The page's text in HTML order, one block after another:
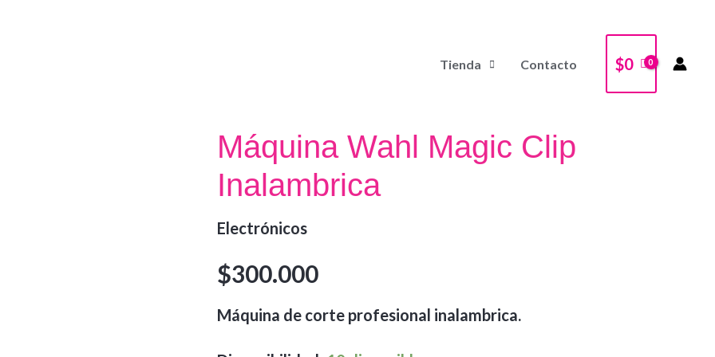
Tienda Contacto $0
Máquina Wahl Magic Clip
Inalambrica
Electrónicos
$300.000
Máquina de corte profesional inalambrica.